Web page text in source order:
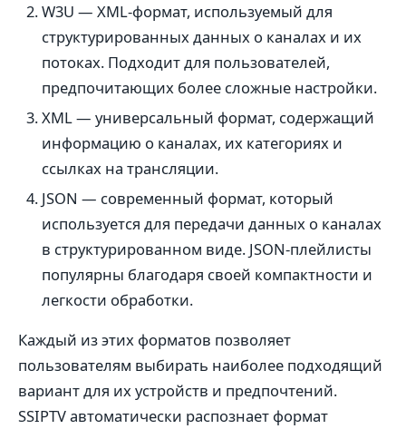
W3U — XML-формат, используемый для
структурированных данных о каналах и их
потоках. Подходит для пользователей,
предпочитающих более сложные настройки.
XML — универсальный формат, содержащий
информацию о каналах, их категориях и
ссылках на трансляции.
JSON — современный формат, который
используется для передачи данных о каналах
в структурированном виде. JSON-плейлисты
популярны благодаря своей компактности и
легкости обработки.
Каждый из этих форматов позволяет
пользователям выбирать наиболее подходящий
вариант для их устройств и предпочтений.
SSIPTV автоматически распознает формат